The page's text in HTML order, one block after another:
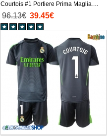
Courtois #1 Portiere Prima Maglia
Bambino 2025-26 Manica Corta +
Pantaloni corti)
96.13€ 39.45€